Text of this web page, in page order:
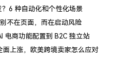
6 种自动化和个性化场景
不在页面，而在启动风险
电商功能配置到 B2C 独立站
面上涨，欧美跨境卖家怎么应对